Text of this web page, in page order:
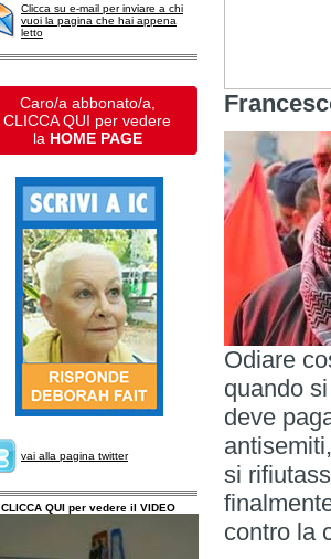
Clicca su e-mail per inviare a chi
vuoi la pagina che hai appena
letto
Caro/a abbonato/a,
CLICCA QUI per vedere
la HOME PAGE
vai alla pagina twitter
CLICCA QUI per vedere il VIDEO
Odiare
quando
deve
si
contro la